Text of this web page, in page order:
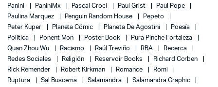
Panini
PaniniMx Pascal Croci Paul Grist
Paul Pope
Paulina Marquez
Penguin Random House
Pepeto
Peter Kuper
Planeta Cómic Planeta De Agostini
Poesía
Política
Ponent Mon Poster Book
Pura Pinche Fortaleza
Quan Zhou Wu
Racismo Raúl Treviño RBA
Recerca
Redes Sociales
Religión Reservoir Books
Richard Corben
Rick Remender
Robert Kirkman Romance
Romi
Ruptura
Sal Buscema Salamandra
Salamandra Graphic